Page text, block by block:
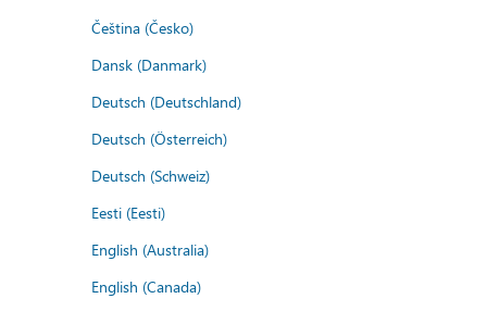
Čeština (Česko)
Dansk (Danmark)
Deutsch (Deutschland)
Deutsch (Österreich)
Deutsch (Schweiz)
Eesti (Eesti)
English (Australia)
English (Canada)